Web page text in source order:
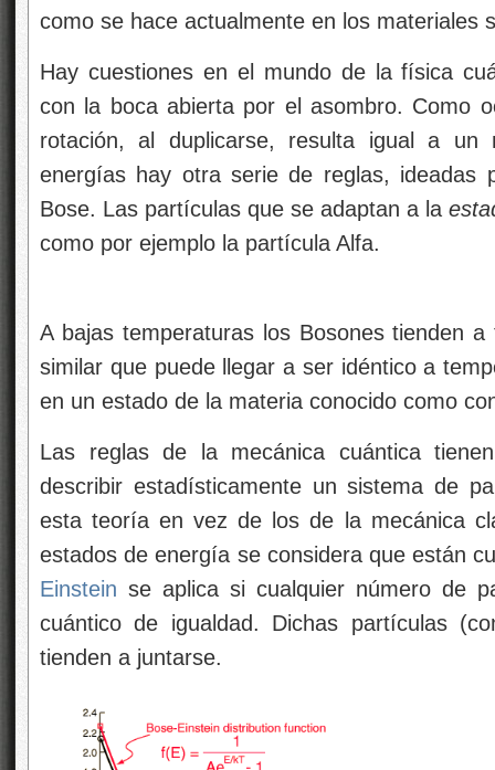
como se hace actualmente en los materiales
Hay cuestiones en el mundo de la física
con la boca abierta por el asombro. Como
rotación, al duplicarse, resulta igual a un
energías hay otra serie de reglas, ideadas
Bose. Las partículas que se adaptan a la
como por ejemplo la partícula Alfa.
A bajas temperaturas los Bosones tienden
similar que puede llegar a ser idéntico a
en un estado de la materia conocido como
Las reglas de la mecánica cuántica
describir estadísticamente un sistema de
esta teoría en vez de los de la mecánica
estados de energía se considera que están
Einstein se aplica si cualquier número de
cuántico de igualdad. Dichas partículas
tienden a juntarse.